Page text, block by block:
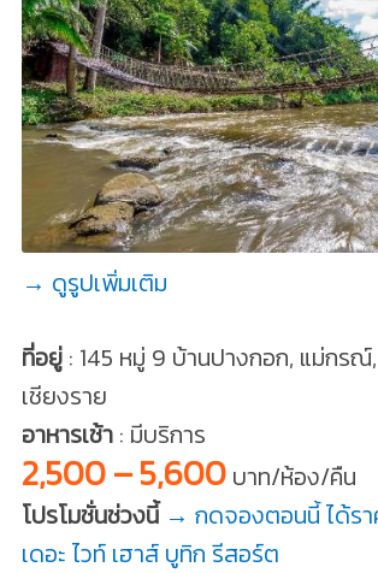
→ ดูรูปเพิ่มเติม
ที่อยู่: 145 หมู่ 9 บ้านปางกอก, แม่กร
เชียงราย
อาหารเช้า: มีบริการ
2,500 – 5,600บาท/ห้อง/คืน
โปรโมชั่นช่วงนี้ → กดจองตอนนี้ ได้รา
เดอะ ไวท์ เฮาส์ บูทิก รีสอร์ต